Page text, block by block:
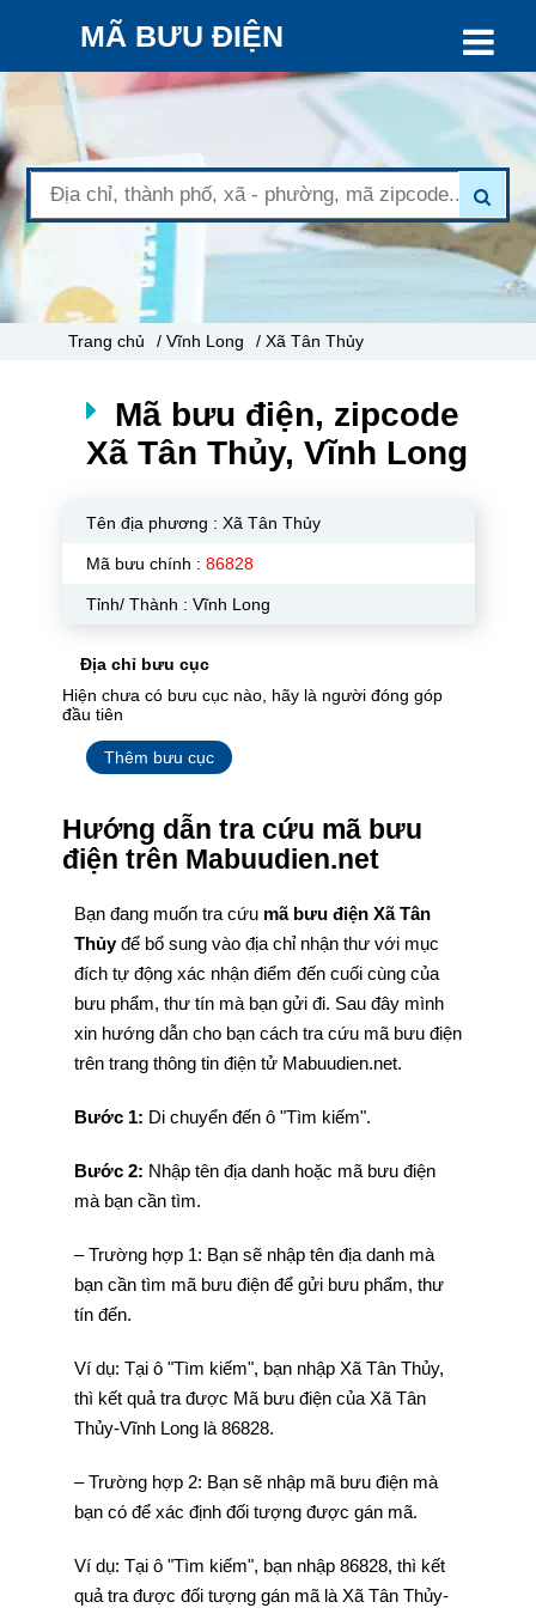
MÃ BƯU ĐIỆN
Trang chủ / Vĩnh Long / Xã Tân Thủy
Mã bưu điện, zipcode
Xã Tân Thủy, Vĩnh Long
Tên địa phương : Xã Tân Thủy
Mã bưu chính : 86828
Tỉnh/ Thành : Vĩnh Long
Địa chỉ bưu cục
Hiện chưa có bưu cục nào, hãy là người đóng góp
đầu tiên
Thêm bưu cục
Hướng dẫn tra cứu mã bưu
điện trên Mabuudien.net
Bạn đang muốn tra cứu mã bưu điện Xã Tân
Thủyđể bổ sung vào địa chỉ nhận thư với mục
đích tự động xác nhận điểm đến cuối cùng của
bưu phẩm, thư tín mà bạn gửi đi. Sau đây mình
xin hướng dẫn cho bạn cách tra cứu mã bưu điện
trên trang thông tin điện tử Mabuudien.net.
Bước 1: Di chuyển đến ô "Tìm kiếm".
Bước 2: Nhập tên địa danh hoặc mã bưu điện
mà bạn cần tìm.
– Trường hợp 1: Bạn sẽ nhập tên địa danh mà
bạn cần tìm mã bưu điện để gửi bưu phẩm, thư
tín đến.
Ví dụ: Tại ô "Tìm kiếm", bạn nhập Xã Tân Thủy,
thì kết quả tra được Mã bưu điện của Xã Tân
Thủy-Vĩnh Long là 86828.
– Trường hợp 2: Bạn sẽ nhập mã bưu điện mà
bạn có để xác định đối tượng được gán mã.
Ví dụ: Tại ô "Tìm kiếm", bạn nhập 86828, thì kết
quả tra được đối tượng gán mã là Xã Tân Thủy-